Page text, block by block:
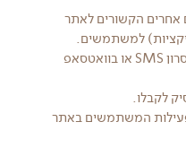
אחרים הקשורים לאתר
למשתמשים.
כמו כן, בעל האתר מעוניין לשלוח אליך, מעת לעת, ניוזלטרים או הודעות אחרות במייל, ו/או במסרון SMS או בוואטסאפ
לקבלו.
המשתמשים באתר